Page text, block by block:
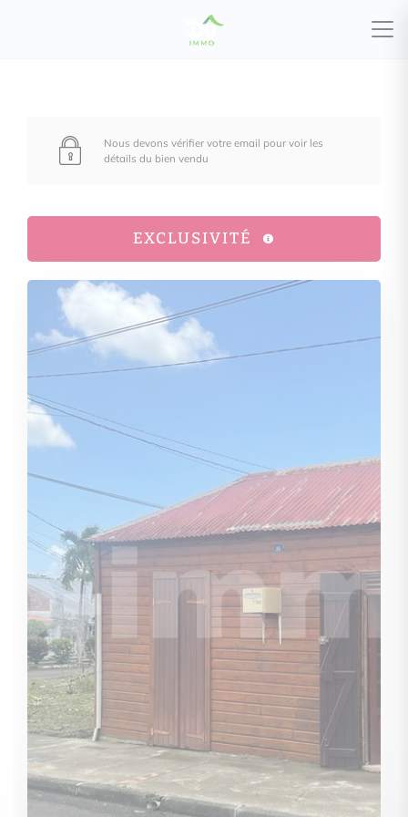
Nous devons vérifier votre email pour voir les
détails du bien vendu
EXCLUSIVITÉ